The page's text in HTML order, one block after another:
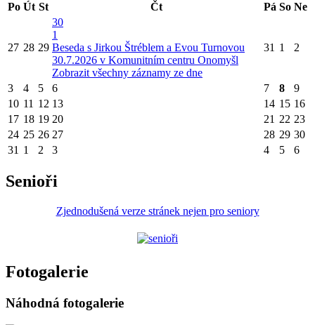
Po Út St Čt Pá So Ne
27 28 29
30
1
Beseda s Jirkou Štréblem a Evou Turnovou
30.7.2026 v Komunitním centru Onomyšl
Zobrazit všechny záznamy ze dne
31 1 2
3 4 5 6 7 8
9
10 11 12 13 14 15 16
17 18 19 20 21 22 23
24 25 26 27 28 29 30
31 1 2 3 4 5 6
Senioři
Zjednodušená verze stránek nejen pro seniory
Fotogalerie
Náhodná fotogalerie